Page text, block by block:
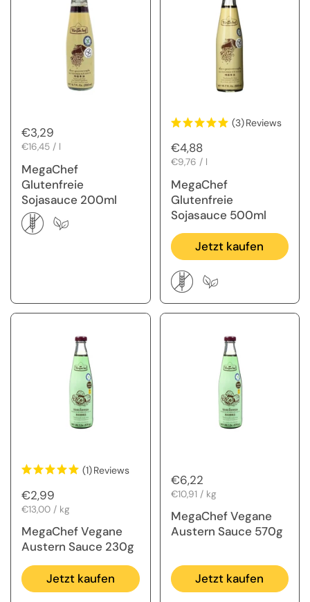
Regulärer Preis
€3,29
Stückpreis
€16,45 / l
MegaChef
Glutenfreie
Sojasauce 200ml
(3)Reviews
Regulärer Preis
€4,88
Stückpreis
€9,76 / l
MegaChef
Glutenfreie
Sojasauce 500ml
Jetzt kaufen
(1)Reviews
Regulärer Preis
€2,99
Stückpreis
€13,00 / kg
MegaChef Vegane
Austern Sauce 230g
Jetzt kaufen
Regulärer Preis
€6,22
Stückpreis
€10,91 / kg
MegaChef Vegane
Austern Sauce 570g
Jetzt kaufen